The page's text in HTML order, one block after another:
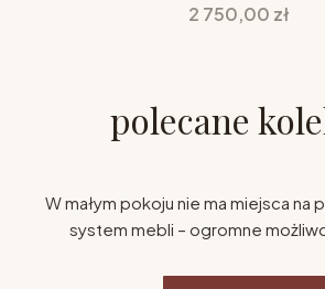
Cena
2 750,00 zł
polecane
W małym pokoju nie ma miejsca na
system mebli – ogromne